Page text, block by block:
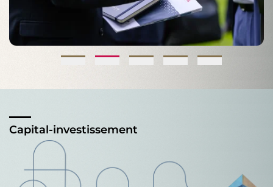
Capital-investissement